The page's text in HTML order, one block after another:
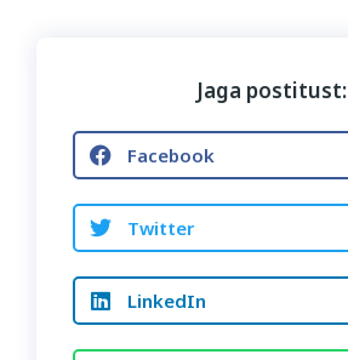
Jaga postitust:
Facebook
Twitter
LinkedIn